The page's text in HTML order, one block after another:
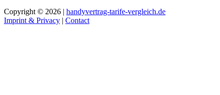
Copyright © 2026 | handyvertrag-tarife-vergleich.de
Imprint & Privacy | Contact